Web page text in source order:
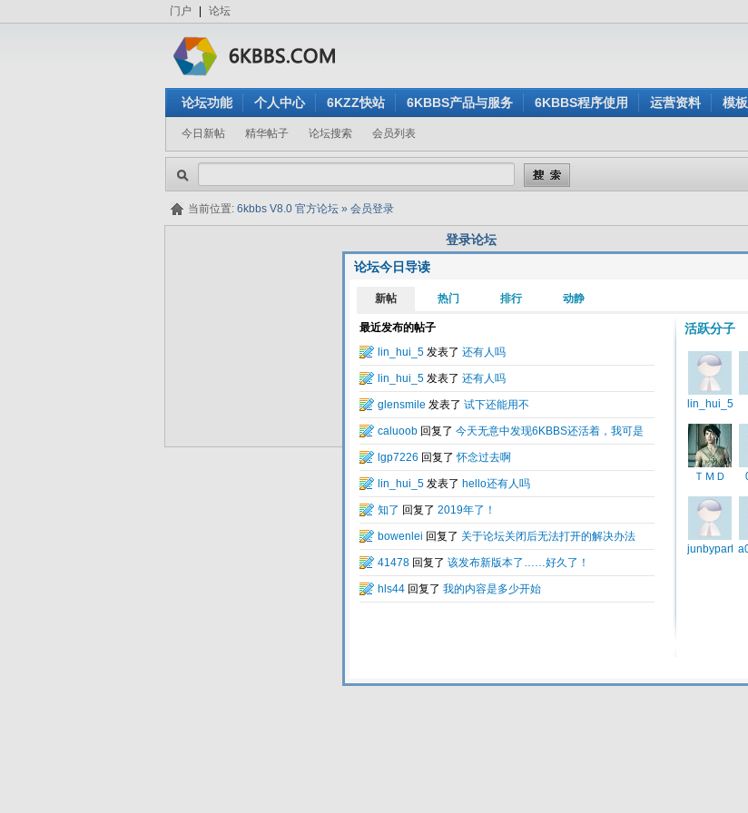
门户 论坛
论坛功能 个人中心 6KZZ快站 6KBBS产品与服务 6KBBS程序使用 运营资料 模板
今日新帖 精华帖子 论坛搜索 会员列表
论坛今日导读
当前位置: 6kbbs V8.0 官方论坛 » 会员登录
登录论坛
用户名:
验证码: 看不清楚？点击刷新验证码
隐身登录: 是 否
记住我的登录状态
Total 0.043667(s) query 3, Time now is:2026-08-09 17:22
Powered by